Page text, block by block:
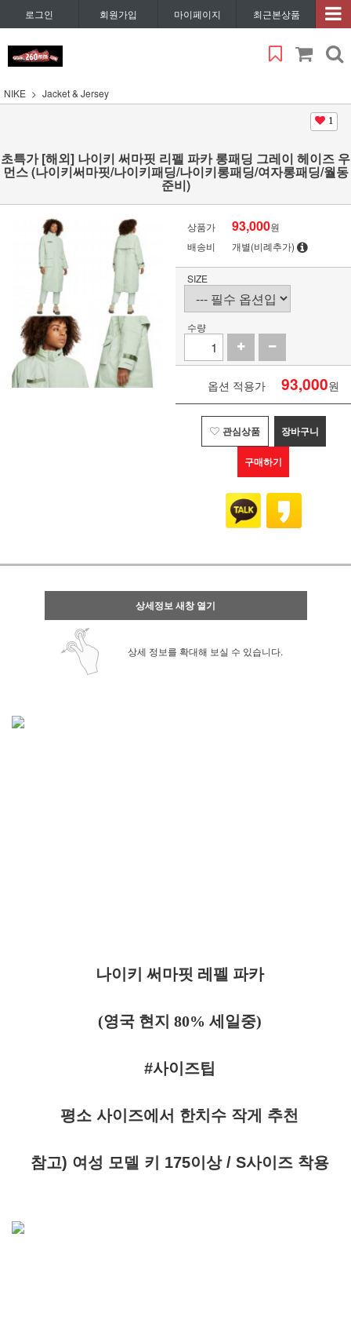
로그인 회원가입 마이페이지 최근본상품
NIKE Jacket & Jersey
1
초특가 [해외] 나이키 써마핏 리펠 파카 롱패딩 그레이 헤이즈 우
먼스 (나이키써마핏/나이키패딩/나이키롱패딩/여자롱패딩/월동
준비)
상품가 93,000원
배송비
개별(비례추가)
SIZE
수량
옵션 적용가 93,000원
관심상품 장바구니
구매하기
상세정보 새창 열기
상세 정보를 확대해 보실 수 있습니다.
나이키 써마핏 레펠 파카
(영국 현지 80% 세일중)
#사이즈팁
평소 사이즈에서 한치수 작게 추천
참고) 여성 모델 키 175이상 / S사이즈 착용